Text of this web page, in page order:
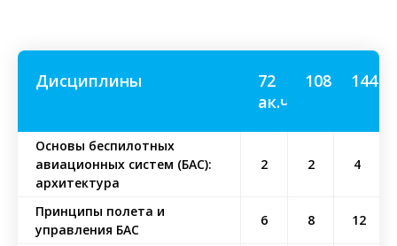
Дисциплины
72
ак.ч
108 ак.ч
144
Основы беспилотных
авиационных систем (БАС):
архитектура
2 2 4
Принципы полета и
управления БАС
6 8 12